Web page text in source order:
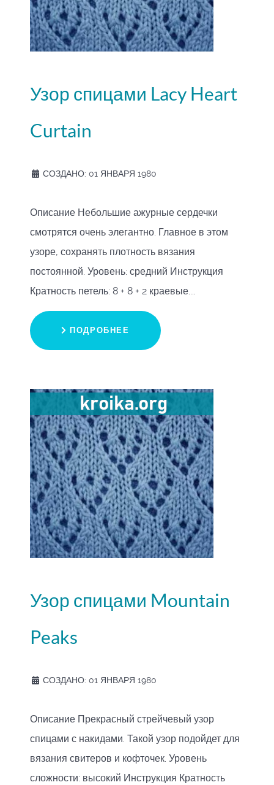
Узор спицами Lacy Heart
Curtain
СОЗДАНО: 01 ЯНВАРЯ 1980
Описание Небольшие ажурные сердечки
смотрятся очень элегантно. Главное в этом
узоре, сохранять плотность вязания
постоянной. Уровень: средний Инструкция
Кратность петель: 8 + 8 + 2 краевые....
ПОДРОБНЕЕ
Узор спицами Mountain
Peaks
СОЗДАНО: 01 ЯНВАРЯ 1980
Описание Прекрасный стрейчевый узор
спицами с накидами. Такой узор подойдет для
вязания свитеров и кофточек. Уровень
сложности: высокий Инструкция Кратность